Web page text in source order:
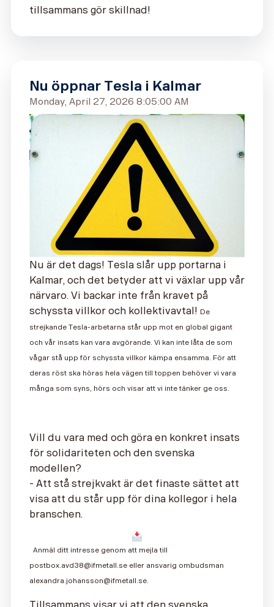
tillsammans gör skillnad!
Nu öppnar Tesla i Kalmar
Monday, April 27, 2026 8:05:00 AM
Nu är det dags! Tesla slår upp portarna i
Kalmar, och det betyder att vi växlar upp vår
närvaro. Vi backar inte från kravet på
schyssta villkor och kollektivavtal! De
strejkande Tesla-arbetarna står upp mot en global gigant
och vår insats kan vara avgörande. Vi kan inte låta de som
vågar stå upp för schyssta villkor kämpa ensamma. För att
deras röst ska höras hela vägen till toppen behöver vi vara
många som syns, hörs och visar att vi inte tänker ge oss.
Vill du vara med och göra en konkret insats
för solidariteten och den svenska
modellen?
- Att stå strejkvakt är det finaste sättet att
visa att du står upp för dina kollegor i hela
branschen.
Anmäl ditt intresse genom att mejla till
postbox.avd38@ifmetall.se eller ansvarig ombudsman
alexandra.johansson@ifmetall.se.